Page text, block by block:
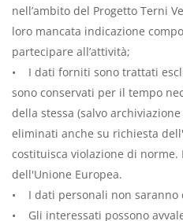
nell’ambito del Progetto Terni
loro mancata indicazione
partecipare all’attività;
• I dati forniti sono trattati
sono conservati per il tempo
della stessa (salvo
eliminati anche su richiesta
costituisca violazione di
dell'Unione Europea.
• I dati personali non saranno
• Gli interessati possono